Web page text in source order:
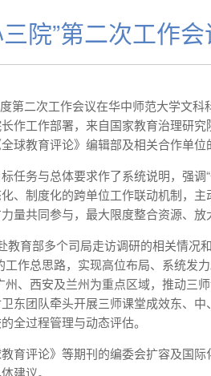
院”第二次工作
第二次工作会议在华中师范大学文
作工作部署，来自国家教育治理研究
球教育评论》编辑部及相关合作单位
任务与总体要求作了系统说明，强调
、制度化的跨单位工作联动机制，
量共同参与，最大限度整合资源、放
育部多个司局走访调研的相关情况
作总思路，实现高位布局、系统发
、西安及兰州为重点区域，推动三
东团队牵头开展三师课堂成效东、
全过程管理与动态评估。
育评论》等期刊的编委会扩容及国
建议。